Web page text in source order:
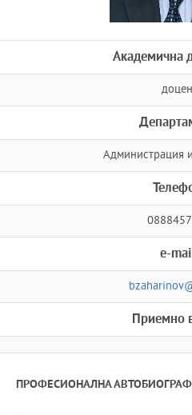
Академична
Администрация
e-
Приемно
ПРОФЕСИОНАЛНА